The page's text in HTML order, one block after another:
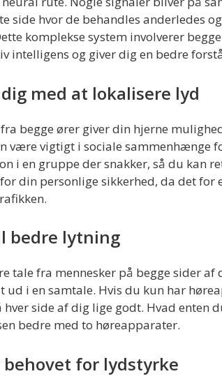
side hvor de behandles anderledes
komplekse system involverer
intelligens og giver dig en bedre
med at lokalisere lyd
begge ører giver din hjerne
være vigtigt i sociale sammenhænge
i en gruppe der snakker, så du kan
din personlige sikkerhed, da det
bedre lytning
tale fra mennesker på begge sider
ud i en samtale. Hvis du kun har
hver side af dig lige godt. Hvad enten
bedre med to høreapparater.
behovet for lydstyrke